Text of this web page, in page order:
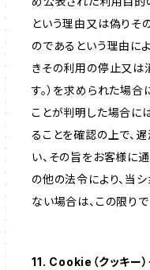
という理由又は偽りそ
のであるという理由に
きその利用の停止又は
す。）を求められた場
ことが判明した場合に
ることを確認の上で、
い、その旨をお客様に
の他の法令により、当
ない場合は、この限りで
11. Cookie（クッキー